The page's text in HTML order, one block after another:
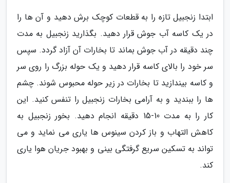
ابتدا زنجبیل تازه را به قطعات کوچک برش دهید و آن ها را
در یک کاسه آب جوش قرار دهید. بگذارید زنجبیل به مدت
چند دقیقه در آب جوش بماند تا بخارات آن آزاد گردد. سپس
سر خود را بالای کاسه قرار دهید و یک حوله بزرگ را روی سر
و کاسه بیندازید تا بخارات در زیر حوله محبوس شوند. چشم
ها را ببندید و به آرامی بخارات زنجبیل را تنفس کنید. این
کار را به مدت 10-15 دقیقه انجام دهید. بخور زنجبیل به
کاهش التهاب و باز کردن سینوس ها یاری می نماید و می
تواند به تسکین سریع گرفتگی بینی و بهبود جریان هوا یاری
کند.